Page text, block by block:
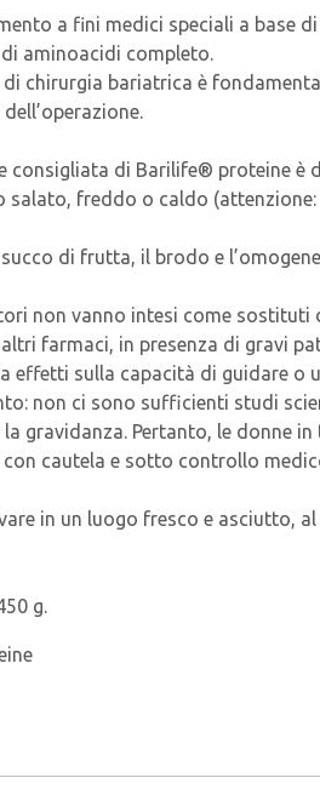
a fini medici speciali a base
aminoacidi completo.
chirurgia bariatrica è
consigliata di Barilife® proteine è
freddo o caldo
di frutta, il brodo e
non vanno intesi come sostituti
farmaci, in presenza di gravi
effetti sulla capacità di guidare o
non ci sono sufficienti studi
la gravidanza. Pertanto, le donne
cautela e sotto controllo
in un luogo fresco e asciutto,
g.